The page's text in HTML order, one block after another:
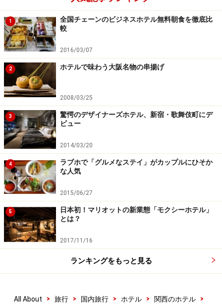
背景と照らし合わせて家具を使用していた光景を想像し
てみましょうよ。貴族の女性がどのようにふるまってい
たのか。あるいは当時の人々の生活スタイルなどと照ら
し合わせると興味深いものになりますよ。
倉庫ごとの買い付けで手頃な価格を実現
1880年代のフランス製。ヴェルサイユ宮殿にあったミラー
キャビネット。何人の貴婦人たちこの鏡に姿を映しだした
であろうか。
この店の売り物は、まずダイニングセットなどセットも
のはセットであるということ。ややこしい話ですが、一
般にアンティーク家具は長い年月の間、いつの間にかセ
ットがバラバラになりセットはずれが多いものなので
す。この店はセットはずれがない、すなわち非常に希少
比較的購入しやすい価格設定となっているというのがこ
1
全国チェーンのビジネスホテル無料朝食を徹底比
較
2016/03/07
2 ホテルで味わう大阪名物の串揚げ
2008/03/25
3
驚愕のデザイナーズホテル、新宿・歌舞伎町にデ
ビュー
2014/03/20
4
ラブホで「グルメなステイ」がカップルにひそか
な人気
2015/06/27
5
日本初！マリオットの新業態「モクシーホテル」
とは？
2017/11/16
ランキングをもっと見る
All About > 旅行 > 国内旅行 > ホテル > 関西のホテル
>